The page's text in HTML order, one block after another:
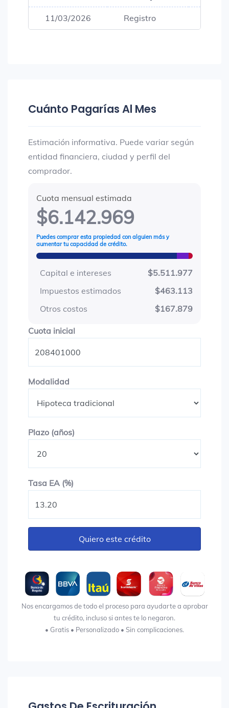
11/03/2026 Registro
Cuánto Pagarías Al Mes
Estimación informativa. Puede variar según
entidad financiera, ciudad y perfil del
comprador.
Cuota mensual estimada
$6.142.969
Puedes comprar esta propiedad con alguien más y
aumentar tu capacidad de crédito.
Capital e intereses
$5.511.977
Impuestos estimados
$463.113
Otros costos
$167.879
Cuota inicialCuota inicial
Modalidad
Plazo (años)
Tasa EA (%)
Quiero este crédito
Nos encargamos de todo el proceso para ayudarte a aprobar
tu crédito, incluso si antes te lo negaron.
• Gratis • Personalizado • Sin complicaciones.